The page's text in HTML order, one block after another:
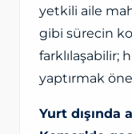
yetkili aile
gibi sürecin
farklılaşabilir;
yaptırmak
Yurt dışında